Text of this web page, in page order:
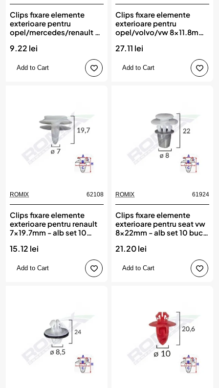
Clips fixare elemente
exterioare pentru
opel/mercedes/renault -
9.22 lei
Add to Cart
Clips fixare elemente
exterioare pentru
opel/volvo/vw 8x11.8mm
27.11 lei
Add to Cart
ROMIX 62108
Clips fixare elemente
exterioare pentru renault
7x19.7mm - alb set 10
15.12 lei
Add to Cart
ROMIX 61924
Clips fixare elemente
exterioare pentru seat vw
8x22mm - alb set 10 buc,
21.20 lei
Add to Cart